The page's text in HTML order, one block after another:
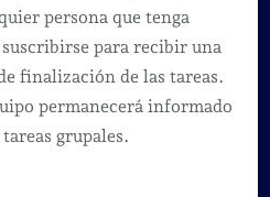
persona que tenga
para recibir una
finalización de las tareas.
permanecerá informado
grupales.